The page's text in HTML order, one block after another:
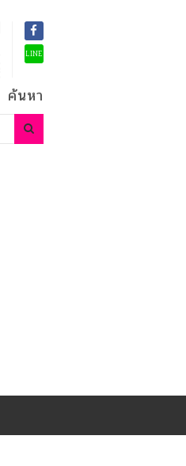
LINE
ค้นหา